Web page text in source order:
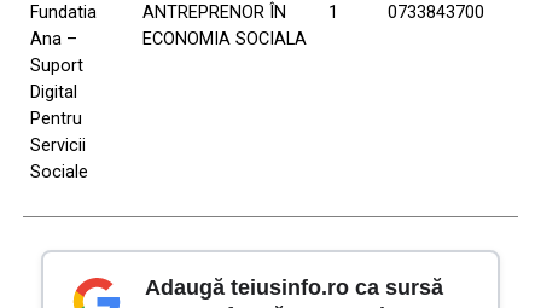
Fundatia
Ana –
Suport
Digital
Pentru
Servicii
Sociale
ANTREPRENOR ÎN
ECONOMIA SOCIALA
1 0733843700
Adaugă teiusinfo.ro ca sursă